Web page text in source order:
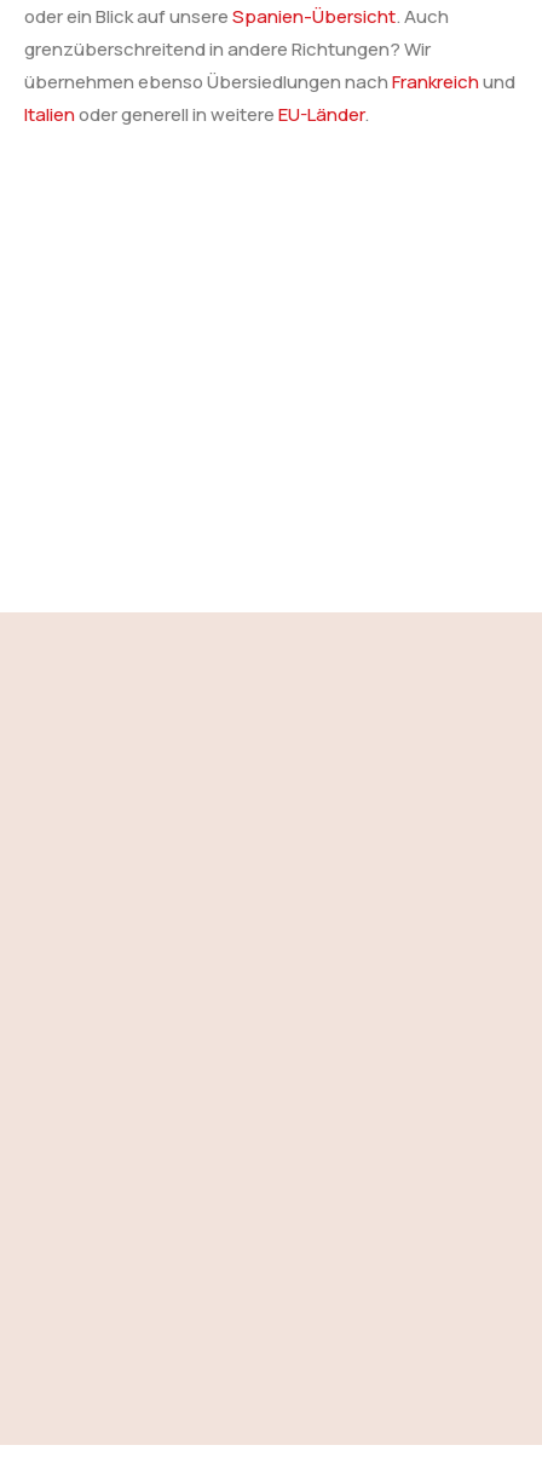
oder ein Blick auf unsereSpanien-Übersicht. Auch
grenzüberschreitend in andere Richtungen? Wir
übernehmen ebenso Übersiedlungen nachFrankreichund
Italienoder generell in weitereEU-Länder.